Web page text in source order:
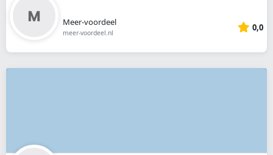
Meer-voordeel
meer-voordeel.nl 0,0